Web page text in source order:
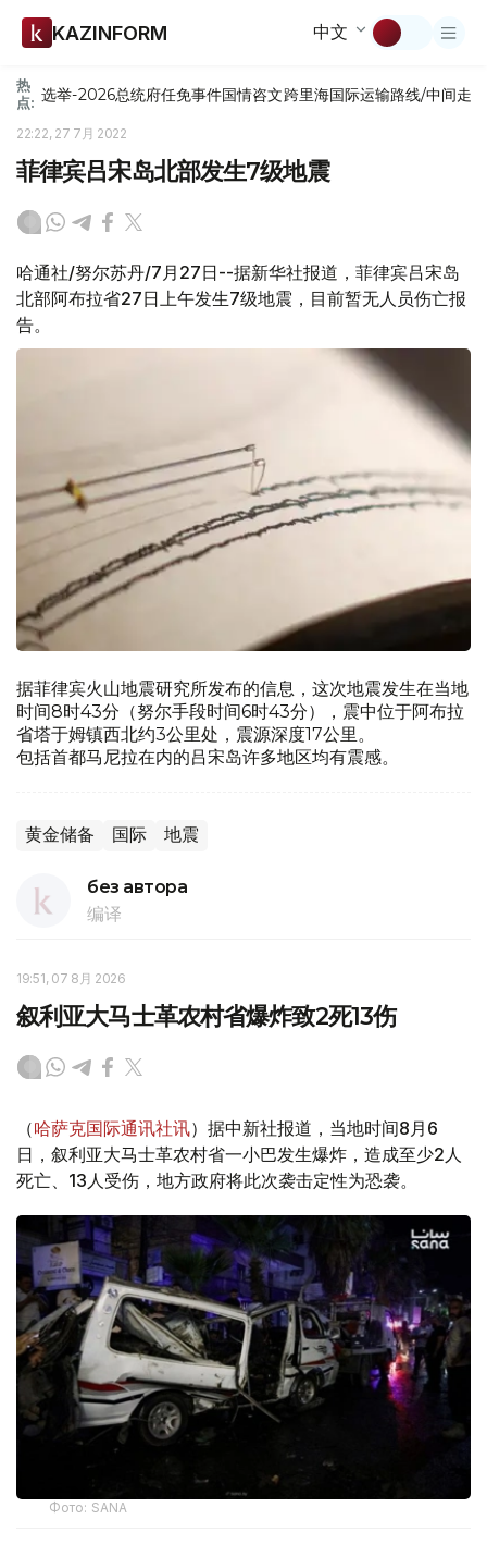
KAZINFORM 中文
热
点: 选举-2026总统府任免事件国情咨文跨里海国际运输路线/中间走廊
22:22, 27 7月 2022
菲律宾吕宋岛北部发生7级地震
哈通社/努尔苏丹/7月27日--据新华社报道，菲律宾吕宋岛
北部阿布拉省27日上午发生7级地震，目前暂无人员伤亡报
告。
据菲律宾火山地震研究所发布的信息，这次地震发生在当地
时间8时43分（努尔手段时间6时43分），震中位于阿布拉
省塔于姆镇西北约3公里处，震源深度17公里。
包括首都马尼拉在内的吕宋岛许多地区均有震感。
黄金储备 国际 地震
без автора
编译
19:51, 07 8月 2026
叙利亚大马士革农村省爆炸致2死13伤
（哈萨克国际通讯社讯）据中新社报道，当地时间8月6
日，叙利亚大马士革农村省一小巴发生爆炸，造成至少2人
死亡、13人受伤，地方政府将此次袭击定性为恐袭。
Фото: SANA